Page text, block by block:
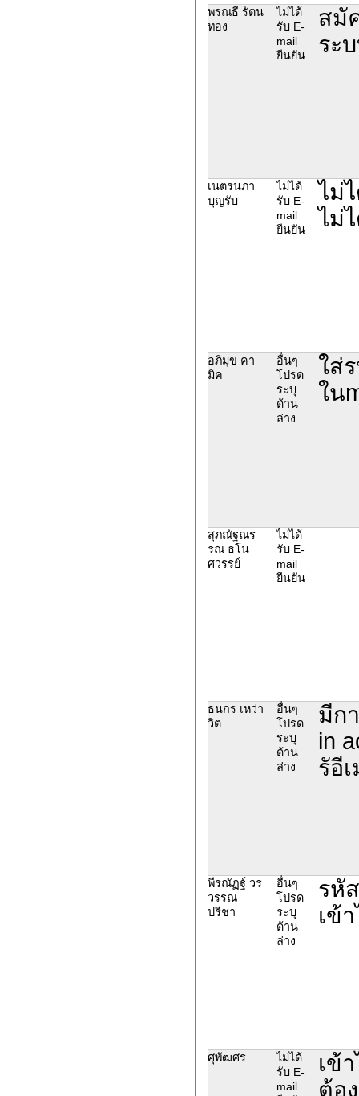
พรณธี รัตน
ทอง
ไม่ได้
รับ E-
mail
ยืนยัน
สมั
ระ
เนตรนภา
บุญรับ
ไม่ได้
รับ E-
mail
ยืนยัน
ไม่
ไม่
อภิมุข คา
มิค
อื่นๆ
โปรด
ระบุ
ด้าน
ล่าง
ใส่
ใน
สุภณัฐณร
รณ ธโน
ศวรรย์
ไม่ได้
รับ E-
mail
ยืนยัน
ธนกร เหว่า
วิต
อื่นๆ
โปรด
ระบุ
ด้าน
ล่าง
มีก
in
รัอี
พีรณัฏฐ์ วร
วรรณ
ปรีชา
อื่นๆ
โปรด
ระบุ
ด้าน
ล่าง
รหั
เข้
ศุพัฒศร
ไม่ได้
รับ E-
mail
เข้
ต้อง